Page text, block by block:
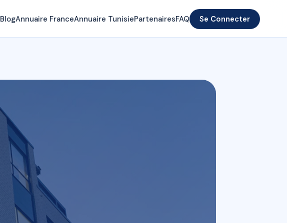
BlogAnnuaire FranceAnnuaire TunisiePartenairesFAQ Se Connecter